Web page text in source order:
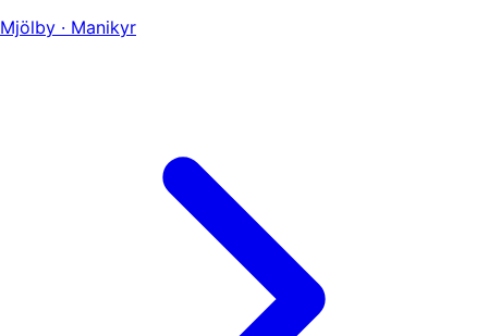
Mjölby · Manikyr